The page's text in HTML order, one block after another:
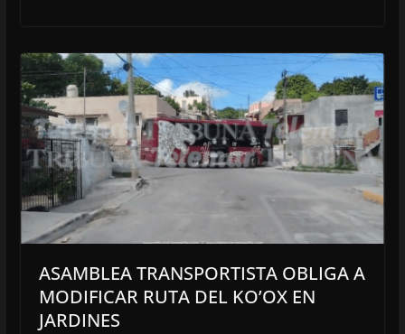
ASAMBLEA TRANSPORTISTA OBLIGA A
MODIFICAR RUTA DEL KO’OX EN
JARDINES